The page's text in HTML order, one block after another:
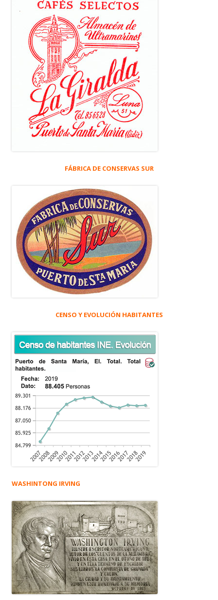
FÁBRICA DE CONSERVAS SUR
CENSO Y EVOLUCIÓN HABITANTES
WASHINTONG IRVING